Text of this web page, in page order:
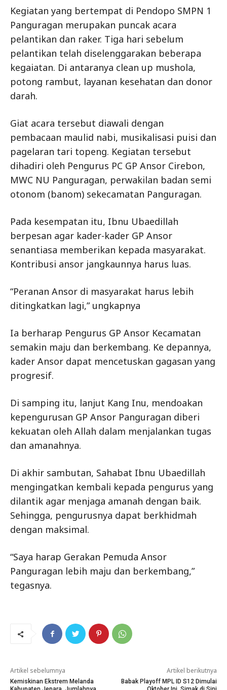
Kegiatan yang bertempat di Pendopo SMPN 1
Panguragan merupakan puncak acara
pelantikan dan raker. Tiga hari sebelum
pelantikan telah diselenggarakan beberapa
kegaiatan. Di antaranya clean up mushola,
potong rambut, layanan kesehatan dan donor
darah.
Giat acara tersebut diawali dengan
pembacaan maulid nabi, musikalisasi puisi dan
pagelaran tari topeng. Kegiatan tersebut
dihadiri oleh Pengurus PC GP Ansor Cirebon,
MWC NU Panguragan, perwakilan badan semi
otonom (banom) sekecamatan Panguragan.
Pada kesempatan itu, Ibnu Ubaedillah
berpesan agar kader-kader GP Ansor
senantiasa memberikan kepada masyarakat.
Kontribusi ansor jangkaunnya harus luas.
“Peranan Ansor di masyarakat harus lebih
ditingkatkan lagi,” ungkapnya
Ia berharap Pengurus GP Ansor Kecamatan
semakin maju dan berkembang. Ke depannya,
kader Ansor dapat mencetuskan gagasan yang
progresif.
Di samping itu, lanjut Kang Inu, mendoakan
kepengurusan GP Ansor Panguragan diberi
kekuatan oleh Allah dalam menjalankan tugas
dan amanahnya.
Di akhir sambutan, Sahabat Ibnu Ubaedillah
mengingatkan kembali kepada pengurus yang
dilantik agar menjaga amanah dengan baik.
Sehingga, pengurusnya dapat berkhidmah
dengan maksimal.
“Saya harap Gerakan Pemuda Ansor
Panguragan lebih maju dan berkembang,”
tegasnya.
Artikel sebelumnya
Kemiskinan Ekstrem Melanda
Artikel berikutnya
Babak Playoff MPL ID S12 Dimulai